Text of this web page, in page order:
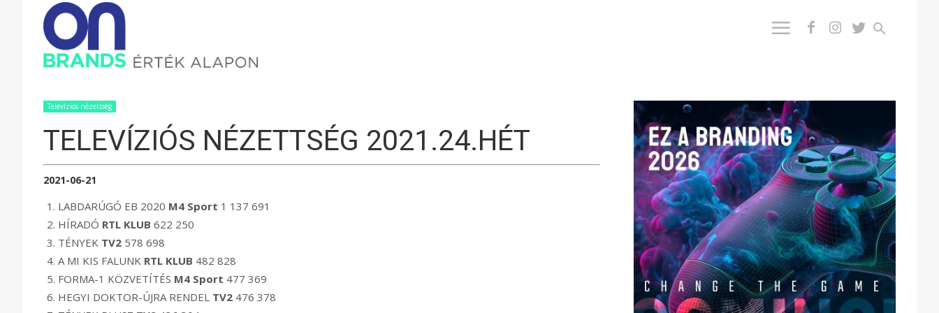
ÉRTÉK
Televíziós nézettség
TELEVÍZIÓS NÉZETTSÉG 2021.24.HÉT
2021-06-21
LABDARÚGÓ EB 2020 M4 Sport 1 137 691
HÍRADÓ RTL KLUB 622 250
TÉNYEK TV2 578 698
A MI KIS FALUNK RTL KLUB 482 828
FORMA-1 KÖZVETÍTÉS M4 Sport 477 369
HEGYI DOKTOR-ÚJRA RENDEL TV2 476 378